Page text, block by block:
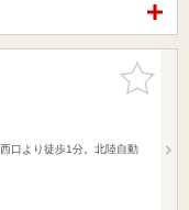
お気に入
りに追加
口より徒歩1分。北陸自動